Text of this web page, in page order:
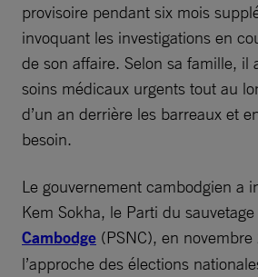
provisoire pendant six mois
invoquant les investigations en
de son affaire. Selon sa famille, il
soins médicaux urgents tout au
d’un an derrière les barreaux et
besoin.
Le gouvernement cambodgien a
Kem Sokha, le Parti du
Cambodge (PSNC), en
l’approche des élections